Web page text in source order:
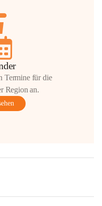
Termine für die
Region an.